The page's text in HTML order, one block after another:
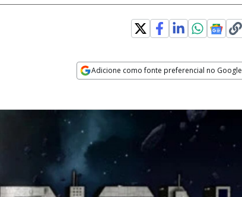
Adicione como fonte preferencial no Google